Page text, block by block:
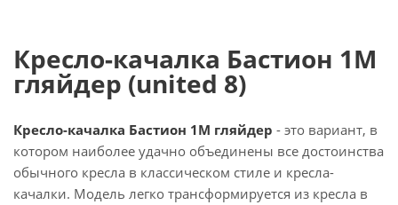
Кресло-качалка Бастион 1М
гляйдер (united 8)
Кресло-качалка Бастион 1М гляйдер - это вариант, в
котором наиболее удачно объединены все достоинства
обычного кресла в классическом стиле и кресла-
качалки. Модель легко трансформируется из кресла в